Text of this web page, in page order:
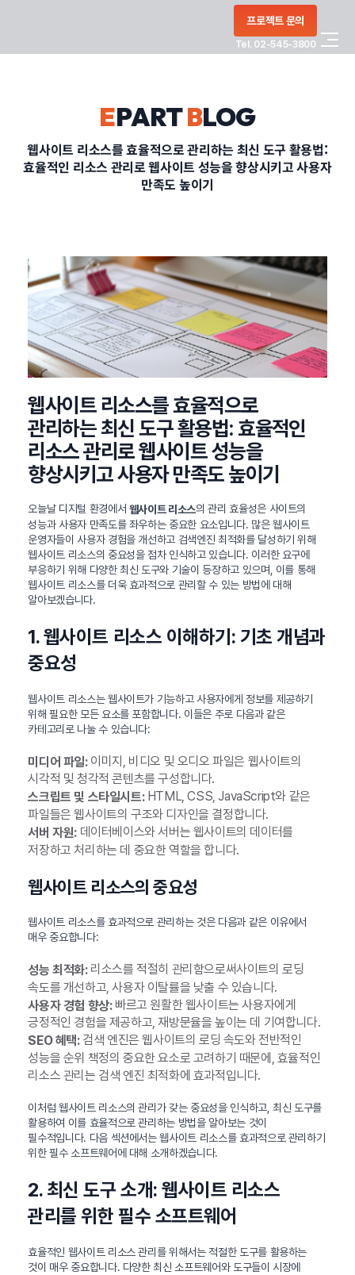
프로젝트 문의
Tel. 02-545-3800
PORTFOLIO
CONTACT
정부지원사업
EPARTBLOG
웹사이트 리소스를 효율적으로 관리하는 최신 도구 활용법:
효율적인 리소스 관리로 웹사이트 성능을 향상시키고 사용자
만족도 높이기
웹사이트 리소스를 효율적으로
관리하는 최신 도구 활용법: 효율적인
리소스 관리로 웹사이트 성능을
향상시키고 사용자 만족도 높이기
오늘날 디지털 환경에서 웹사이트 리소스의 관리 효율성은 사이트의
성능과 사용자 만족도를 좌우하는 중요한 요소입니다. 많은 웹사이트
운영자들이 사용자 경험을 개선하고 검색엔진 최적화를 달성하기 위해
웹사이트 리소스의 중요성을 점차 인식하고 있습니다. 이러한 요구에
부응하기 위해 다양한 최신 도구와 기술이 등장하고 있으며, 이를 통해
웹사이트 리소스를 더욱 효과적으로 관리할 수 있는 방법에 대해
알아보겠습니다.
1. 웹사이트 리소스 이해하기: 기초 개념과
중요성
웹사이트 리소스는 웹사이트가 기능하고 사용자에게 정보를 제공하기
위해 필요한 모든 요소를 포함합니다. 이들은 주로 다음과 같은
카테고리로 나눌 수 있습니다:
미디어 파일:이미지, 비디오 및 오디오 파일은 웹사이트의
시각적 및 청각적 콘텐츠를 구성합니다.
스크립트 및 스타일시트:HTML, CSS, JavaScript와 같은
파일들은 웹사이트의 구조와 디자인을 결정합니다.
서버 자원:데이터베이스와 서버는 웹사이트의 데이터를
저장하고 처리하는 데 중요한 역할을 합니다.
웹사이트 리소스의 중요성
웹사이트 리소스를 효과적으로 관리하는 것은 다음과 같은 이유에서
매우 중요합니다:
성능 최적화:리소스를 적절히 관리함으로써사이트의 로딩
속도를 개선하고, 사용자 이탈률을 낮출 수 있습니다.
사용자 경험 향상:빠르고 원활한 웹사이트는 사용자에게
긍정적인 경험을 제공하고, 재방문율을 높이는 데 기여합니다.
SEO 혜택:검색 엔진은 웹사이트의 로딩 속도와 전반적인
성능을 순위 책정의 중요한 요소로 고려하기 때문에, 효율적인
리소스 관리는 검색 엔진 최적화에 효과적입니다.
이처럼 웹사이트 리소스의 관리가 갖는 중요성을 인식하고, 최신 도구를
활용하여 이를 효율적으로 관리하는 방법을 알아보는 것이
필수적입니다. 다음 섹션에서는 웹사이트 리소스를 효과적으로 관리하기
위한 필수 소프트웨어에 대해 소개하겠습니다.
2. 최신 도구 소개: 웹사이트 리소스
관리를 위한 필수 소프트웨어
효율적인 웹사이트 리소스 관리를 위해서는 적절한 도구를 활용하는
것이 매우 중요합니다. 다양한 최신 소프트웨어와 도구들이 시장에